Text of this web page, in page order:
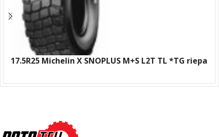
17.5R25 Michelin X SNOPLUS M+S L2T TL *TG riepa